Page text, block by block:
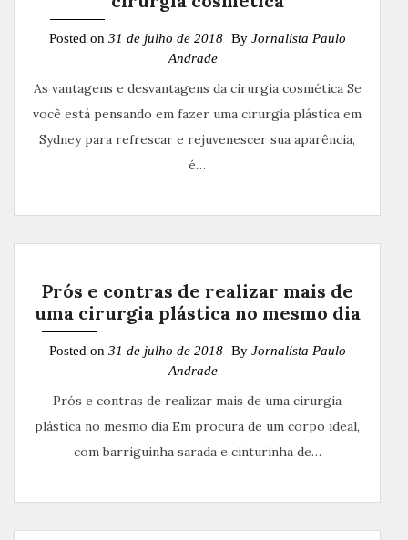
Posted on 31 de julho de 2018 By Jornalista Paulo
Andrade
As vantagens e desvantagens da cirurgia cosmética Se
você está pensando em fazer uma cirurgia plástica em
Sydney para refrescar e rejuvenescer sua aparência,
é…
Prós e contras de realizar mais de
uma cirurgia plástica no mesmo dia
Posted on 31 de julho de 2018 By Jornalista Paulo
Andrade
Prós e contras de realizar mais de uma cirurgia
plástica no mesmo dia Em procura de um corpo ideal,
com barriguinha sarada e cinturinha de…